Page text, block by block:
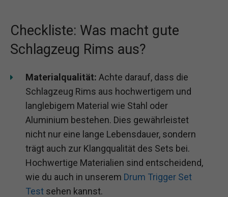
Checkliste: Was macht gute
Schlagzeug Rims aus?
Materialqualität: Achte darauf, dass die
Schlagzeug Rims aus hochwertigem und
langlebigem Material wie Stahl oder
Aluminium bestehen. Dies gewährleistet
nicht nur eine lange Lebensdauer, sondern
trägt auch zur Klangqualität des Sets bei.
Hochwertige Materialien sind entscheidend,
wie du auch in unserem Drum Trigger Set
Test sehen kannst.